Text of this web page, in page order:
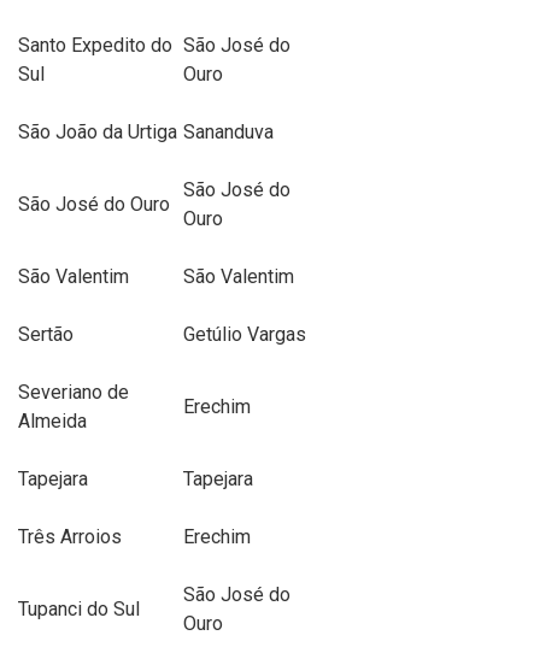
Santo Expedito do
Sul
São José do
Ouro
São João da Urtiga Sananduva
São José do Ouro
São José do
Ouro
São Valentim São Valentim
Sertão Getúlio Vargas
Severiano de
Almeida
Erechim
Tapejara Tapejara
Três Arroios Erechim
Tupanci do Sul
São José do
Ouro